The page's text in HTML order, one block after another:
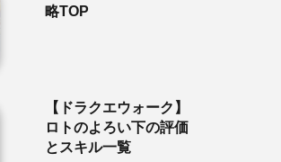
略TOP
【ドラクエウォーク】
ロトのよろい下の評価
とスキル一覧